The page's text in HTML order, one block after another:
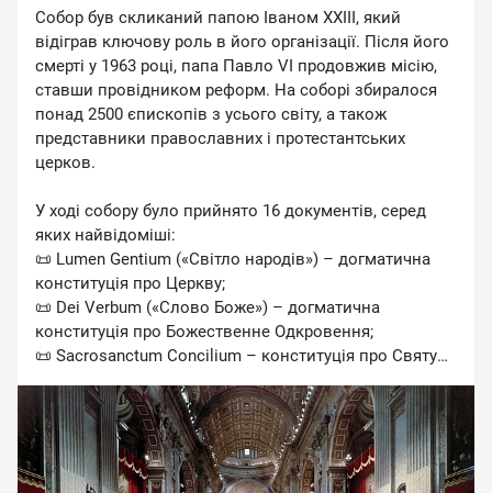
Собор був скликаний папою Іваном XXIII, який
відіграв ключову роль в його організації. Після його
смерті у 1963 році, папа Павло VI продовжив місію,
ставши провідником реформ. На соборі збиралося
понад 2500 єпископів з усього світу, а також
представники православних і протестантських
церков.
У ході собору було прийнято 16 документів, серед
яких найвідоміші:
📜 Lumen Gentium («Світло народів») – догматична
конституція про Церкву;
📜 Dei Verbum («Слово Боже») – догматична
конституція про Божественне Одкровення;
📜 Sacrosanctum Concilium – конституція про Святу
життя;
📜 Gaudium et Spes («Радість і Надія») – пастирська
конституція про Церкву в сучасному світі.